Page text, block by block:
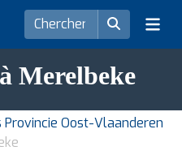
Merelbeke
Oost-Vlaanderen